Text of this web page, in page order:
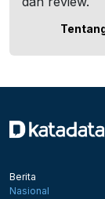
Berita
Nasional